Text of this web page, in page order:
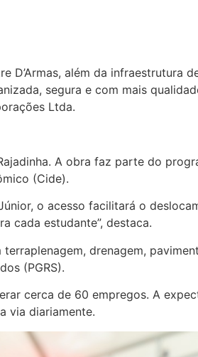
além da infraestrutura
segura e com mais
Ltda.
A obra faz parte do
(Cide).
o acesso facilitará o
cada estudante”, destaca.
drenagem,
(PGRS).
cerca de 60 empregos. A
via diariamente.